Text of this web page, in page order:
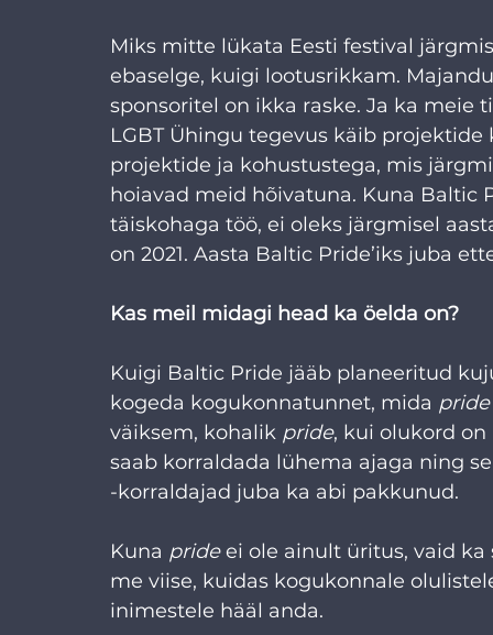
Miks mitte lükata Eesti festival
ebaselge, kuigi lootusrikkam.
sponsoritel on ikka raske. Ja ka meie
LGBT Ühingu tegevus käib
projektide ja kohustustega, mis
hoiavad meid hõivatuna. Kuna Baltic
täiskohaga töö, ei oleks järgmisel
on 2021. Aasta Baltic Pride’iks juba
Kas meil midagi head ka öelda on?
Kuigi Baltic Pride jääb planeeritud
kogeda kogukonnatunnet, mida pride
väiksem, kohalik pride, kui olukord
saab korraldada lühema ajaga ning
-korraldajad juba ka abi pakkunud.
Kuna pride ei ole ainult üritus, vaid
me viise, kuidas kogukonnale
inimestele hääl anda.